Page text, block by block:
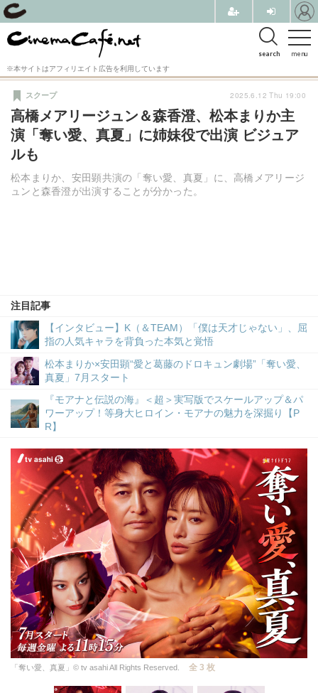
menu
search
※本サイトはアフィリエイト広告を利用しています
高橋メアリージュン＆森香澄、松本まりか主
演「奪い愛、真夏」に姉妹役で出演 ビジュア
ルも
松本まりか、安田顕共演の「奪い愛、真夏」に、高橋メアリージ
ュンと森香澄が出演することが分かった。
スクープ
注目記事
【インタビュー】K（＆TEAM）「僕は天才じゃない」、屈
指の人気キャラを背負った本気と覚悟
松本まりか×安田顕“愛と葛藤のドロキュン劇場”「奪い愛、
真夏」7月スタート
『モアナと伝説の海』＜超＞実写版でスケールアップ＆パ
ワーアップ！等身大ヒロイン・モアナの魅力を深掘り【P
R】
2025.6.12 Thu 19:00
「奪い愛、真夏」© tv asahi All Rights Reserved. 全 3 枚